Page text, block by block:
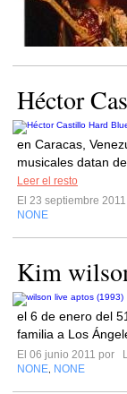
Héctor
en Caracas,
musicales datan
Leer el resto
El 23 septiembre
NONE
Kim
el 6 de enero del
familia a Los
El 06 junio 2011 por
NONE NONE